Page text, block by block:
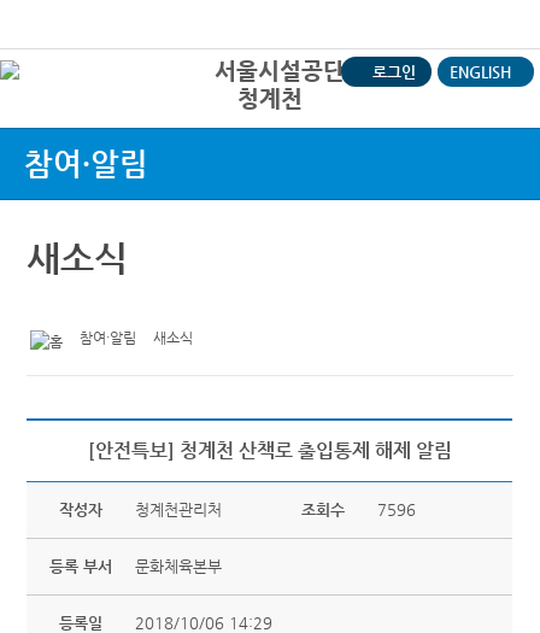
청계천
로그인 ENGLISH
참여·알림
새소식
참여·알림 새소식
[안전특보] 청계천 산책로 출입통제 해제 알림
작성자 청계천관리처 조회수 7596
등록 부서 문화체육본부
등록일 2018/10/06 14:29